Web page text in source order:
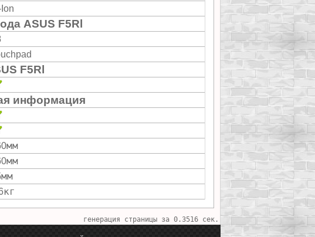
Ion
ASUS F5Rl
F5Rl
информация
мм
мм
мм
кг
генерация страницы за 0.3516 сек.